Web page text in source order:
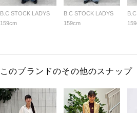
B.C STOCK LADYS
159cm
B.C STOCK LADYS
159cm
このブランドのその他のスナップ